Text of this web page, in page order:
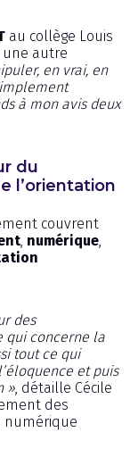
au collège Louis
une autre
en vrai, en
à mon avis deux
du
l’orientation
couvrent
numérique
des
qui concerne la
tout ce qui
et puis
» , détaille Cécile
des
numérique